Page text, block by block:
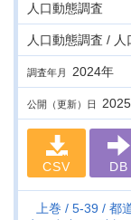
人口動態調査
人口動態調査 /
調査年月 2024年
公開（更新）日
CSV DB
上巻 5-39
都